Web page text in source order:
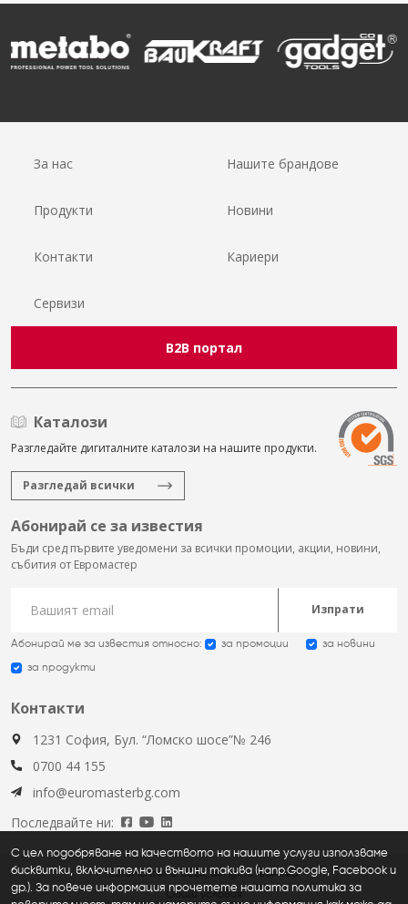
За нас Нашите брандове
Продукти Новини
Контакти Кариери
Сервизи
B2B портал
Каталози
Разгледайте дигиталните каталози на нашите продукти.
Разгледай всички
Абонирай се за известия
Бъди сред първите уведомени за всички промоции, акции, новини,
събития от Евромастер
Изпрати
Абонирай ме за известия относно: за промоции за новини
за продукти
Контакти
1231 София, Бул. “Ломско шосе”№ 246
0700 44 155
info@euromasterbg.com
Последвайте ни:
Euromaster © 2026, all rights reserved
Общи условия
С цел подобряване на качеството на нашите услуги използваме
бисквитки, включително и външни такива (напр.Google, Facebook и
др.). За повече информация прочетете нашата политика за